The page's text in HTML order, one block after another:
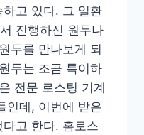
고 있다. 그 일환
진행하신 원두나
두를 만나보게 되
두는 조금 특이하
전문 로스팅 기계
인데, 이번에 받은
고 한다. 홈로스